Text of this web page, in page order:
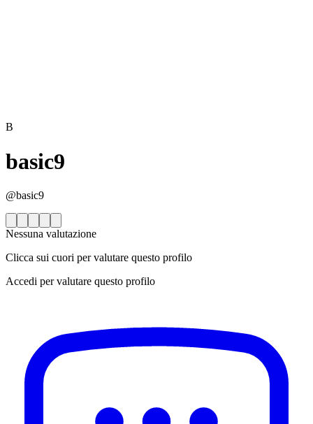
B
basic9
@basic9
Nessuna valutazione
Clicca sui cuori per valutare questo profilo
Accedi per valutare questo profilo